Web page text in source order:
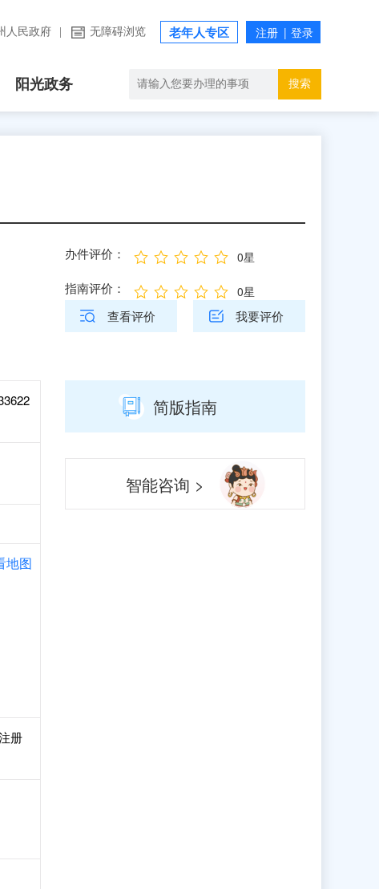
人民政府 无障碍浏览 老年人专区
阳光政务 搜索
办件评价： 0星
指南评价： 0星
查看评价 我要评价
地图
册
简版指南
智能咨询 >